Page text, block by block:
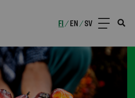
FI /EN /SV